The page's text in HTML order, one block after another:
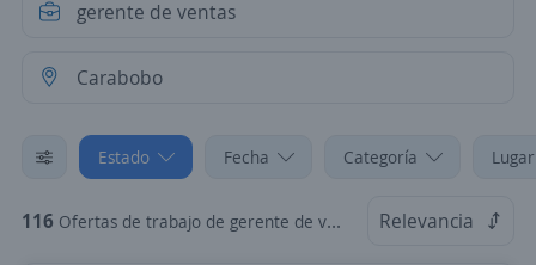
Estado Fecha Categoría
116 Ofertas de trabajo de gerente de ventas en Carabobo Relevancia